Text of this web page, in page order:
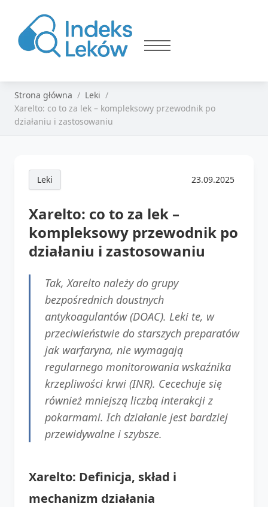
Strona główna
Leki
Xarelto: co to za lek – kompleksowy przewodnik po
działaniu i zastosowaniu
Leki 23.09.2025
Xarelto: co to za lek –
kompleksowy przewodnik po
działaniu i zastosowaniu
Tak, Xarelto należy do grupy
bezpośrednich doustnych
antykoagulantów (DOAC). Leki te, w
przeciwieństwie do starszych preparatów
jak warfaryna, nie wymagają
regularnego monitorowania wskaźnika
krzepliwości krwi (INR). Cecechuje się
również mniejszą liczbą interakcji z
pokarmami. Ich działanie jest bardziej
przewidywalne i szybsze.
Xarelto: Definicja, skład i
mechanizm działania